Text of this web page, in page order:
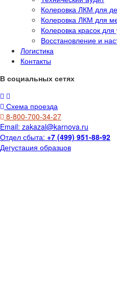
Колеровка ЛКМ для
Колеровка ЛКМ для
Колеровка красок для
Восстановление и
Логистика
Контакты
В социальных сетях
Схема проезда
8-800-700-34-27
Email: zakazal@karnova.ru
Отдел сбыта: +7 (499) 951-88-92
Дегустация образцов